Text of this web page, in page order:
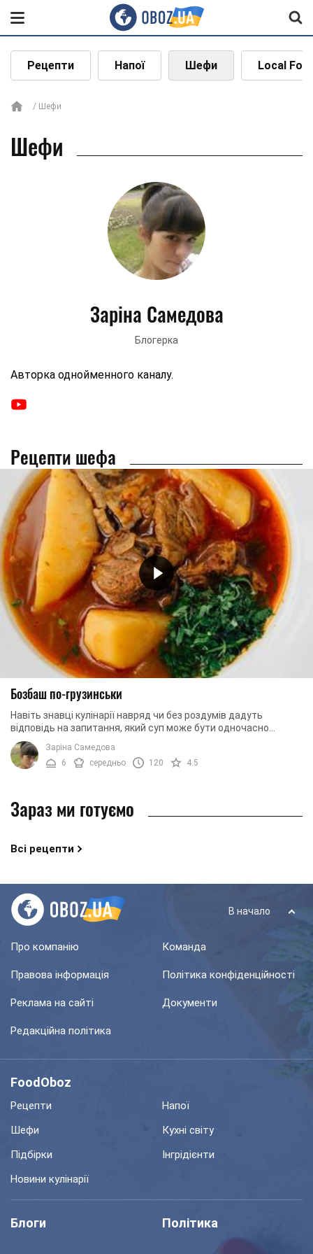
Рецепти Напої Шефи Local
Шефи
Шефи
Заріна Самедова
Блогерка
Авторка однойменного каналу.
Рецепти шефа
Бозбаш по-грузинськи
Навіть знавці кулінарії навряд чи без роздумів дадуть
відповідь на запитання, який суп може бути одночасно
простим у приготуванні, складатися з таких ...
Заріна Самедова
6
середньо 120 4.5
Зараз ми готуємо
Всі рецепти
В начало
Про компанію Команда
Правова інформація Політика конфіденційності
Реклама на сайті Документи
Редакційна політика
FoodOboz
Рецепти
Напої
Шефи
Кухні світу
Підбірки
Інгрідієнти
Новини кулінарії
Блоги Політика